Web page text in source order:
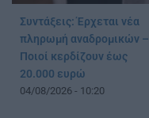
Συντάξεις: Έρχεται νέα
πληρωμή αναδρομικών –
Ποιοί κερδίζουν έως
20.000 ευρώ
04/08/2026 - 10:20